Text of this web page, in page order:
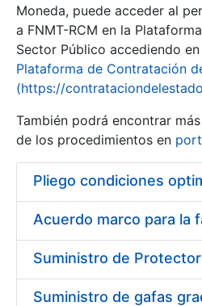
Show/Hide
Moneda, puede acceder al
a FNMT-RCM en la
Sector Público accediendo
Plataforma de Contratación
(https://
También podrá encontrar
de los procedimientos en